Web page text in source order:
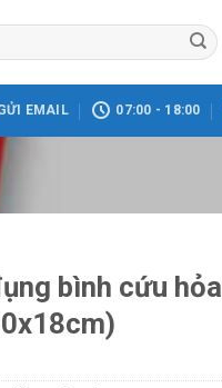
EMAIL 07:00 - 18:00
bình cứu hỏa